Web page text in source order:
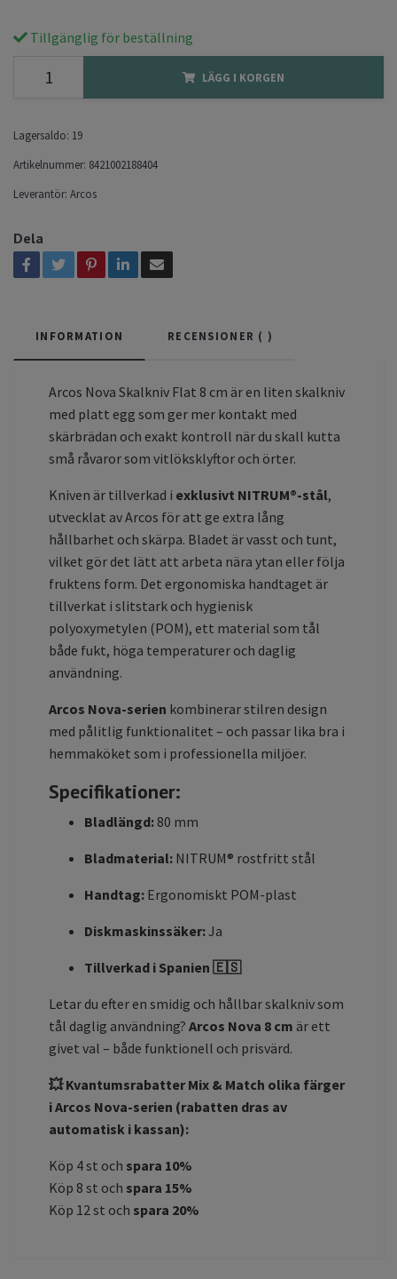
Tillgänglig för beställning
LÄGG I KORGEN
Lagersaldo: 19
Artikelnummer: 8421002188404
Leverantör: Arcos
Dela
INFORMATION RECENSIONER ( )
Arcos Nova Skalkniv Flat 8 cm är en liten skalkniv
med platt egg som ger mer kontakt med
skärbrädan och exakt kontroll när du skall kutta
små råvaror som vitlöksklyftor och örter.
Kniven är tillverkad i exklusivt NITRUM®-stål,
utvecklat av Arcos för att ge extra lång
hållbarhet och skärpa. Bladet är vasst och tunt,
vilket gör det lätt att arbeta nära ytan eller följa
fruktens form. Det ergonomiska handtaget är
tillverkat i slitstark och hygienisk
polyoxymetylen (POM), ett material som tål
både fukt, höga temperaturer och daglig
användning.
Arcos Nova-serien kombinerar stilren design
med pålitlig funktionalitet – och passar lika bra i
hemmaköket som i professionella miljöer.
Specifikationer:
Bladlängd: 80 mm
Bladmaterial: NITRUM® rostfritt stål
Handtag: Ergonomiskt POM-plast
Diskmaskinssäker:Ja
Tillverkad i Spanien 🇪🇸
Letar du efter en smidig och hållbar skalkniv som
tål daglig användning? Arcos Nova 8 cm är ett
givet val – både funktionell och prisvärd.
💥 Kvantumsrabatter Mix & Match olika färger
i Arcos Nova-serien (rabatten dras av
automatisk i kassan):
Köp 4 st och spara 10%
Köp 8 st och spara 15%
Köp 12 st och spara 20%